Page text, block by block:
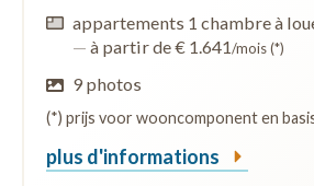
appartements 1 chambre à
— à partir de € 1.641/mois (*)
9 photos
(*) prijs voor wooncomponent en
plus d'informations